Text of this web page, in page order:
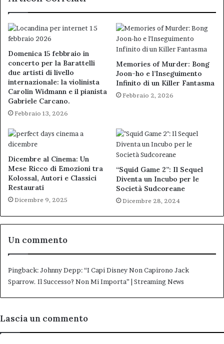
Domenica 15 febbraio in
concerto per la Barattelli
due artisti di livello
internazionale: la violinista
Carolin Widmann e il pianista
Gabriele Carcano.
Febbraio 13, 2026
Memories of Murder: Bong
Joon-ho e l’Inseguimento
Infinito di un Killer Fantasma
Febbraio 2, 2026
Dicembre al Cinema: Un
Mese Ricco di Emozioni tra
Kolossal, Autori e Classici
Restaurati
Dicembre 9, 2025
“Squid Game 2”: Il Sequel
Diventa un Incubo per le
Società Sudcoreane
Dicembre 28, 2024
Un commento
Pingback:Johnny Depp: “I Capi Disney Non Capirono Jack
Sparrow. Il Successo? Non Mi Importa” | Streaming News
Lascia un commento